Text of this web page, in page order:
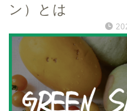
ン）とは